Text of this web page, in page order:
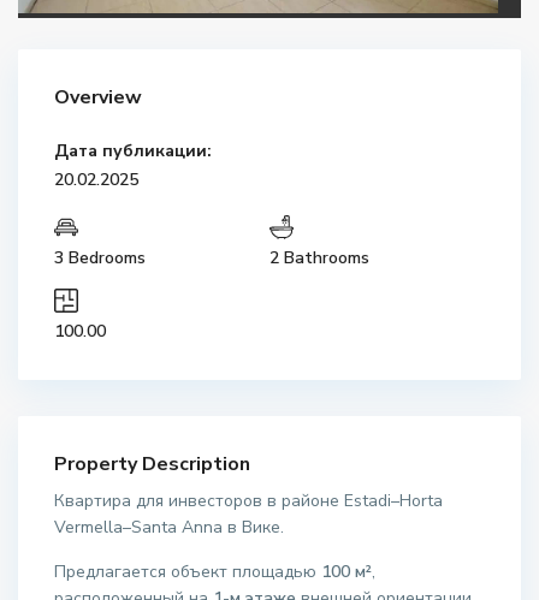
Overview
Дата публикации:
20.02.2025
3 Bedrooms 2 Bathrooms
100.00
Property Description
Квартира для инвесторов в районе Estadi–Horta
Vermella–Santa Anna в Вике.
Предлагается объект площадью 100 м²,